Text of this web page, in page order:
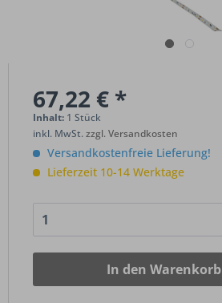
67,22 € *
Inhalt: 1 Stück
inkl. MwSt.zzgl. Versandkosten
Versandkostenfreie Lieferung!
Lieferzeit 10-14 Werktage
In den Warenkorb